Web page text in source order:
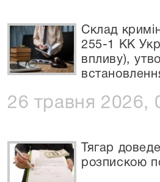
Склад
255-1 КК
впливу),
26 травня 2026,
Тягар
розпискою